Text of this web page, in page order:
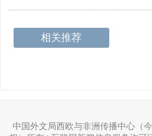
相关推荐
中国外文局西欧与非洲传播中心（